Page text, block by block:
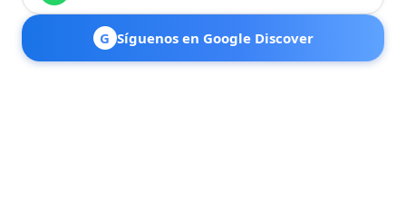
G Síguenos en Google Discover